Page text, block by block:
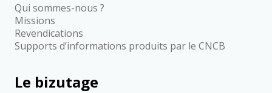
Qui sommes-nous ?
Missions
Revendications
Supports d’informations produits par le CNCB
Le bizutage